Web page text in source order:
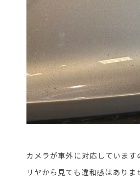
カメラが車外に対応していま
リヤから見ても違和感はありま